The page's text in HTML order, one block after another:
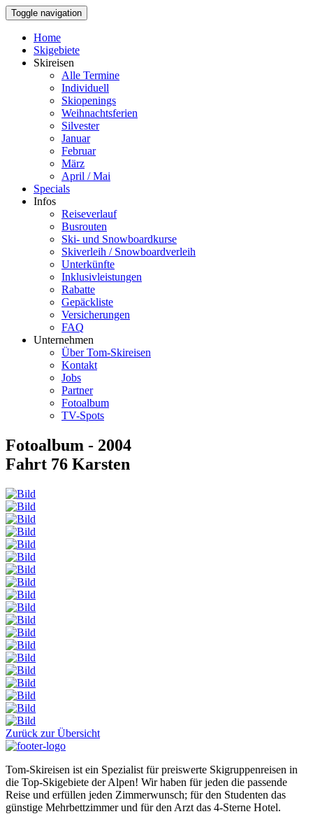
Toggle navigation
Home
Skigebiete
Skireisen
Alle Termine
Individuell
Skiopenings
Weihnachtsferien
Silvester
Januar
Februar
März
April / Mai
Specials
Infos
Reiseverlauf
Busrouten
Ski- und Snowboardkurse
Skiverleih / Snowboardverleih
Unterkünfte
Inklusivleistungen
Rabatte
Gepäckliste
Versicherungen
FAQ
Unternehmen
Über Tom-Skireisen
Kontakt
Jobs
Partner
Fotoalbum
TV-Spots
Fotoalbum - 2004
Fahrt 76 Karsten
Zurück zur Übersicht
Tom-Skireisen ist ein Spezialist für preiswerte Skigruppenreisen in
die Top-Skigebiete der Alpen! Wir haben für jeden die passende
Reise und erfüllen jeden Zimmerwunsch; für den Studenten das
günstige Mehrbettzimmer und für den Arzt das 4-Sterne Hotel.